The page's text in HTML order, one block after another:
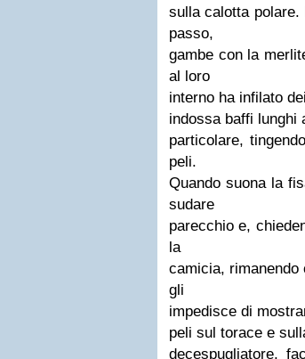
sulla calotta
passo,
gambe con la
al loro
interno ha infilato
indossa baffi lunghi
particolare,
peli.
Quando suona la
sudare
parecchio e,
la
camicia, rimanendo
gli
impedisce di
peli sul torace e
decespugliatore,